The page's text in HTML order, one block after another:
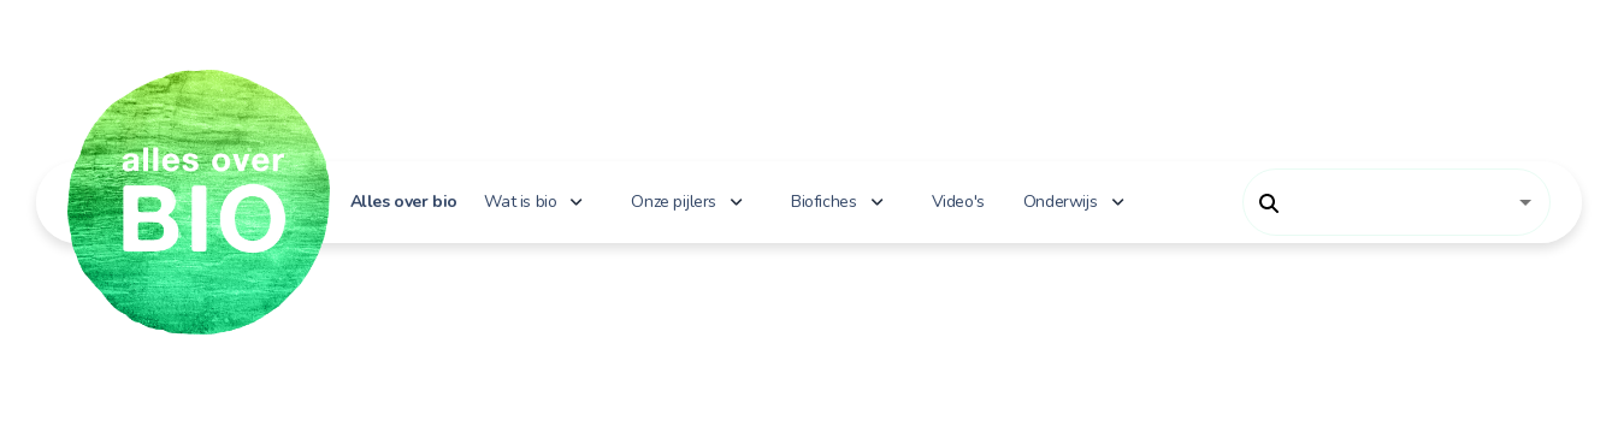
Alles over bio Wat is bio Onze pijlers Biofiches Video's Onderwijs